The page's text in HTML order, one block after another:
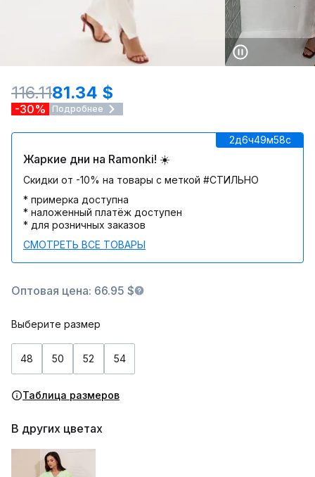
116.1181.34 $
-30% Подробнее
2д6ч49м58c
Жаркие дни на Ramonki! ☀️
Скидки от -10% на товары с меткой #СТИЛЬНО
* примерка доступна
* наложенный платёж доступен
* для розничных заказов
СМОТРЕТЬ ВСЕ ТОВАРЫ
Оптовая цена: 66.95 $
Выберите размер
48 50 52 54
Таблица размеров
В других цветах